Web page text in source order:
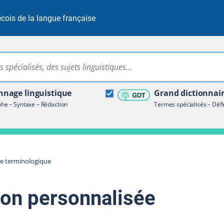
de la langue française
Rechercher dans tout le site
linguistique
– Syntaxe – Rédaction
Grand
Termes spécialisés –
terminologique
terminologique
personnalisée